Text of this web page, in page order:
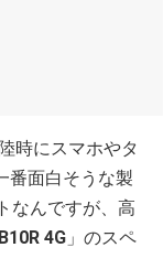
時にスマホやタ
番面白そうな製
なんですが、高
4G 」のスペ